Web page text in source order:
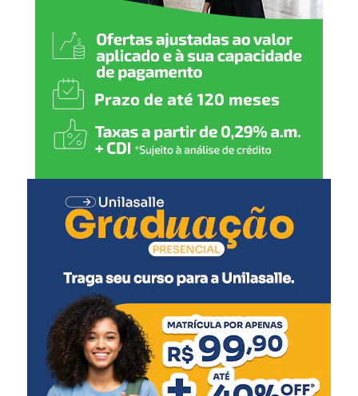
serão utilizadas para aumentar a adesão ao programa,
como o uso da assistente virtual do governo estadual, a
Como funciona o MEI RS Calamidades
Dividido em três etapas, o MEI RS Calamidades
disponibiliza:
um auxílio de R$ 1.500 na conta Caixa Tem, da
Caixa Econômica Federal, para todos os
selecionados;
uma consultoria de nove horas oferecida pela
Sul (PUCRS), com foco em temas como
elaboração de plano de negócios, estratégias de
marketing e vendas, controle de custos e definição
de preços;
e, por fim, uma segunda parcela de R$ 1.500, pelo
Banrisul, desde que tenham finalizado a